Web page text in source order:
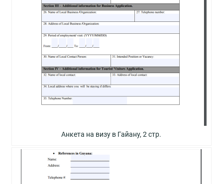
Анкета на визу в Гайану, 2 стр.